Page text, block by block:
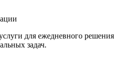
для ежедневного решения
задач.